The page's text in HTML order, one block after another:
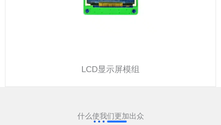
LCD显示屏模组
什么使我们更加出众